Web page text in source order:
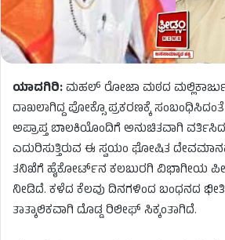
ಯಾದಗಿರಿ:ಮಹಲ್ ರೋಜಾ ಮಠದ ಮಲ್ಲಿಕಾರ್ಜುನ
ದಾಖಲಾಗಿದ್ದ ಪೋಕ್ಸೊ ಪ್ರಕರಣಕ್ಕೆ
ಅಪ್ರಾಪ್ತ ಬಾಲಕಿಯೊಂದಿಗೆ ಅನುಚಿತವಾಗಿ
ಎದುರಿಸುತ್ತಿರುವ ಈ ಸ್ವಯಂ ಘೋಷಿತ
ತನಿಖೆಗೆ ಹೈಕೋರ್ಟ್‌ನ ಕಲಬುರಗಿ ವಿಭಾಗೀಯ
ನೀಡಿದೆ. ಕಳೆದ ಕೆಲವು ದಿನಗಳಿಂದ ಬಂಧನದ
ತಾತ್ಕಾಲಿಕವಾಗಿ ದೊಡ್ಡ ರಿಲೀಫ್ ಸಿಕ್ಕಂತಾಗಿದೆ.